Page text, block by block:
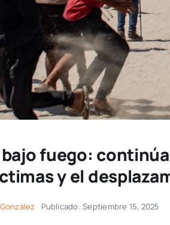
bajo fuego:
y el
Publicado: Septiembre 15, 2025